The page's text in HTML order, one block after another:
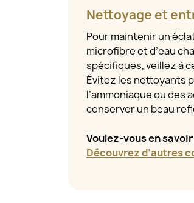
Nettoyage et
Pour maintenir un
microfibre et d’eau
spécifiques, veillez à
Évitez les nettoyants
l’ammoniaque ou des
conserver un beau
Voulez-vous en savoir
Découvrez d’autres